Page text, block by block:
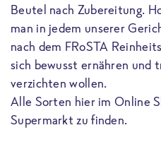
Beutel nach Zubereitung.
man in jedem unserer
nach dem FRoSTA
sich bewusst ernähren und
verzichten wollen.
Alle Sorten hier im Online
Supermarkt zu finden.